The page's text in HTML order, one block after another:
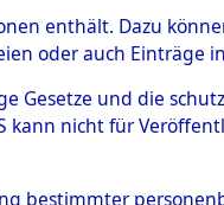
EWELINA
enthält. Dazu
oder auch Einträge
Gesetze und die
kann nicht für
bestimmter